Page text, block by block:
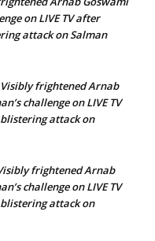
on LIVE TV after
attack on Salman
Visibly frightened Arnab
challenge on LIVE TV
attack on
frightened Arnab
challenge on LIVE TV
attack on